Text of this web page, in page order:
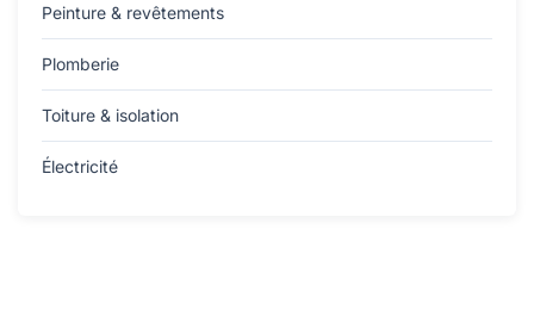
Peinture & revêtements
Plomberie
Toiture & isolation
Électricité